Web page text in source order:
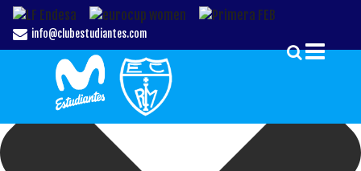
Gestionar el Consentimiento de las Cookies
info@clubestudiantes.com